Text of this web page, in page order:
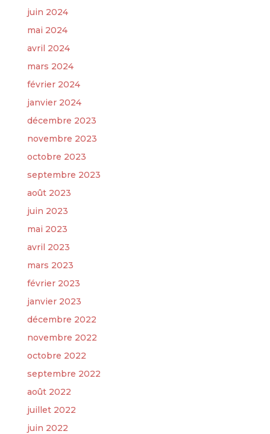
juin 2024
mai 2024
avril 2024
mars 2024
février 2024
janvier 2024
décembre 2023
novembre 2023
octobre 2023
septembre 2023
août 2023
juin 2023
mai 2023
avril 2023
mars 2023
février 2023
janvier 2023
décembre 2022
novembre 2022
octobre 2022
septembre 2022
août 2022
juillet 2022
juin 2022